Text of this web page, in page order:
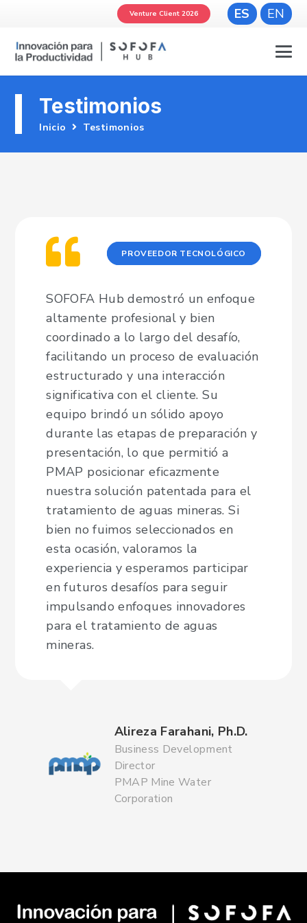
Venture Client 2026 ES EN
Testimonios
Inicio Testimonios
PROVEEDOR TECNOLÓGICO
SOFOFA Hub demostró un enfoque
altamente profesional y bien
coordinado a lo largo del desafío,
facilitando un proceso de evaluación
estructurado y una interacción
significativa con el cliente. Su
equipo brindó un sólido apoyo
durante las etapas de preparación y
presentación, lo que permitió a
PMAP posicionar eficazmente
nuestra solución patentada para el
tratamiento de aguas mineras. Si
bien no fuimos seleccionados en
esta ocasión, valoramos la
experiencia y esperamos participar
en futuros desafíos para seguir
impulsando enfoques innovadores
para el tratamiento de aguas
mineras.
Alireza Farahani, Ph.D.
Business Development
Director
PMAP Mine Water
Corporation